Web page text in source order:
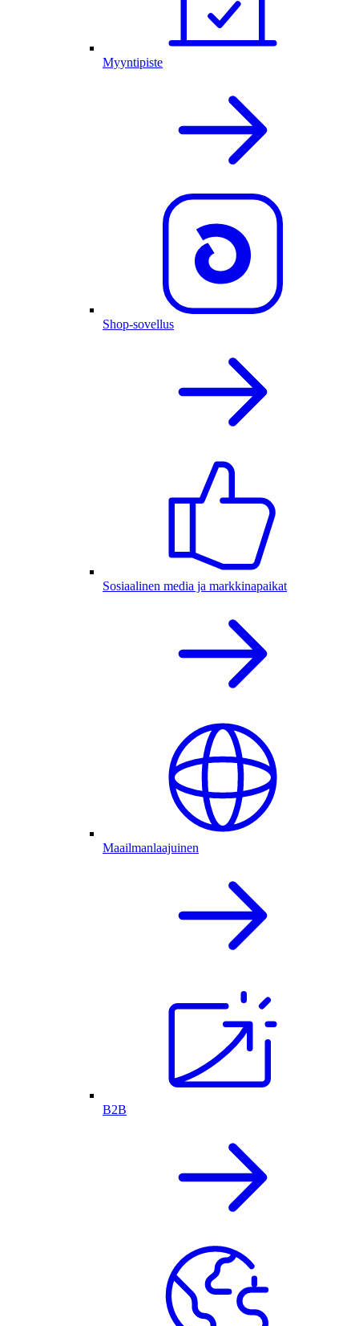
Myyntipiste
Shop-sovellus
Sosiaalinen media ja markkinapaikat
Maailmanlaajuinen
B2B